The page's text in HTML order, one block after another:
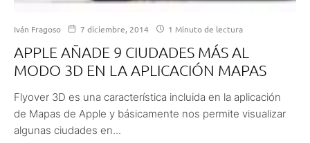
Iván Fragoso 7 diciembre, 2014 1 Minuto de lectura
APPLE AÑADE 9 CIUDADES MÁS AL
MODO 3D EN LA APLICACIÓN MAPAS
Flyover 3D es una característica incluida en la aplicación
de Mapas de Apple y básicamente nos permite visualizar
algunas ciudades en...